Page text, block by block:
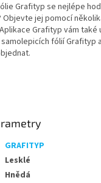
Grafityp se nejlépe
Objevte jej pomocí
Aplikace Grafityp vám také
fólií Grafityp
GRAFITYP
Lesklé
Hnědá